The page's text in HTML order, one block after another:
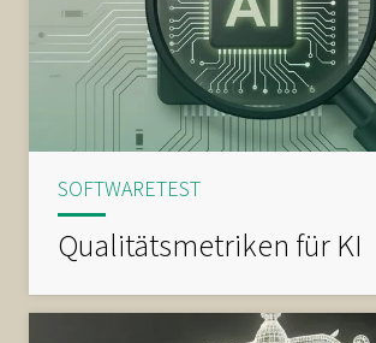
SOFTWARETEST
Qualitätsmetriken für KI